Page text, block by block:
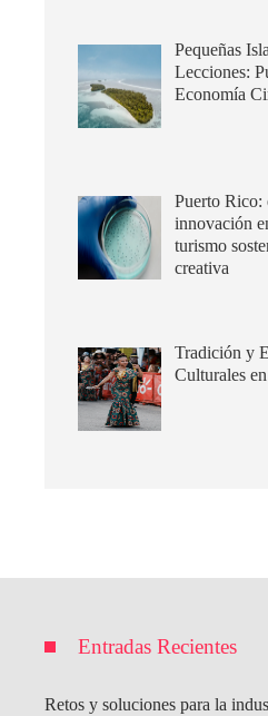
Pequeñas
Lecciones:
Economía
Puerto Rico:
innovación
turismo
creativa
Tradición y
Culturales
Entradas Recientes
Retos y soluciones para la